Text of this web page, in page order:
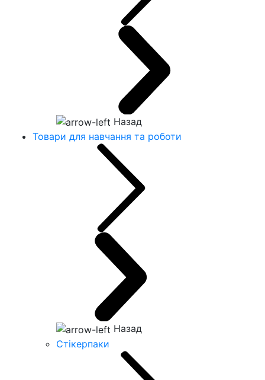
Назад
Товари для навчання та роботи
Назад
Стікерпаки